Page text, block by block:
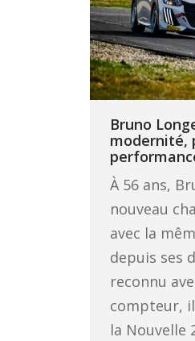
Bruno
modernité,
À 56 ans,
nouveau
avec la
depuis ses
reconnu
compteur,
la Nouvelle